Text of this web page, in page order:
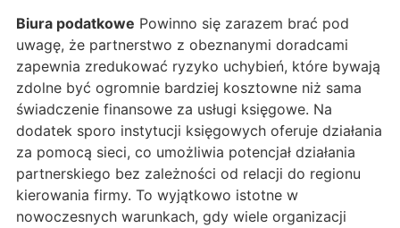
Biura podatkowe Powinno się zarazem brać pod
uwagę, że partnerstwo z obeznanymi doradcami
zapewnia zredukować ryzyko uchybień, które bywają
zdolne być ogromnie bardziej kosztowne niż sama
świadczenie finansowe za usługi księgowe. Na
dodatek sporo instytucji księgowych oferuje działania
za pomocą sieci, co umożliwia potencjał działania
partnerskiego bez zależności od relacji do regionu
kierowania firmy. To wyjątkowo istotne w
nowoczesnych warunkach, gdy wiele organizacji